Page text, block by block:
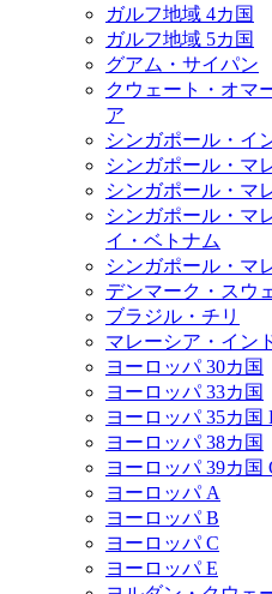
ガルフ地域 4カ国
ガルフ地域 5カ国
グアム・サイパン
クウェート・オマ
ア
シンガポール・イ
シンガポール・マ
シンガポール・マ
シンガポール・マ
イ・ベトナム
シンガポール・マ
デンマーク・スウ
ブラジル・チリ
マレーシア・イン
ヨーロッパ 30カ国
ヨーロッパ 33カ国
ヨーロッパ 35カ国
ヨーロッパ 38カ国
ヨーロッパ 39カ国
ヨーロッパ A
ヨーロッパ B
ヨーロッパ C
ヨーロッパ E